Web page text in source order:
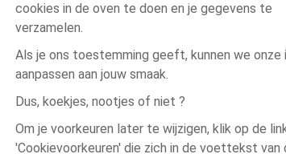
cookies in de oven te doen en je gegevens te
verzamelen.
Als je ons toestemming geeft, kunnen we onze
aanpassen aan jouw smaak.
Dus, koekjes, nootjes of niet ?
Om je voorkeuren later te wijzigen, klik op de
'Cookievoorkeuren' die zich in de voettekst van